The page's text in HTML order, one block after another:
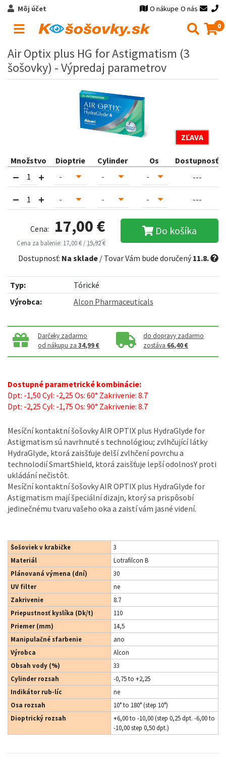
Môj účet O nákupe O nás
0
Air Optix plus HG for Astigmatism (3
šošovky) - Výpredaj parametrov
ZĽAVA
Množstvo Dioptrie Cylinder Os
Dostupnosť
---
---
Cena: 17,00 €
Cena za balenie: 17,00 € /19,92 €
Do košíka
Dostupnosť: Na sklade / Tovar Vám bude doručený11.8.
Typ:
Tórické
Výrobca:
Alcon Pharmaceuticals
Darčeky zadarmo
od nákupu za34,99 €
do dopravy zadarmo
zostáva 66,40 €
Dostupné parametrické kombinácie:
Dpt: -1,50 Cyl: -2,25 Os: 60° Zakrivenie: 8.7
Dpt: -2,25 Cyl: -1,75 Os: 90° Zakrivenie: 8.7
Mesíční kontaktní šošovky AIR OPTIX plus HydraGlyde for
Astigmatism sú navrhnuté s technológiou; zvlhčující látky
HydraGlyde, ktorá zaisšťuje delší zvlhčení povrchu a
technolodií SmartShield, ktorá zaisšťuje lepší odolnosY proti
ukládání nečistôt.
Mesíční kontaktní šošovky AIR OPTIX plus HydraGlyde for
Astigmatism mají špeciální dizajn, ktorý sa prispôsobí
jedinečnému tvaru vašeho oka a zaistí vám jasné videní.
Šošoviek v krabičke
3
Materiál
Lotrafilcon B
Plánovaná výmena (dní)
30
UV filter
ne
Zakrivenie
8.7
Priepustnosť kyslíka (Dk/t)
110
Priemer (mm)
14,5
Manipulačné sfarbenie
ano
Výrobca
Alcon
Obsah vody (%)
33
Cylinder rozsah
-0,75 to +2,25
Indikátor rub-líc
ne
Osa rozsah
10° to 180° (step 10°)
Dioptrický rozsah
+6,00 to -10,00 (step 0,25 dpt. -6,00 to
-10,00 step 0,50 dpt.)